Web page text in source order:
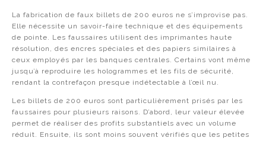
La fabrication de faux billets de 200 euros ne s’improvise pas.
Elle nécessite un savoir-faire technique et des équipements
de pointe. Les faussaires utilisent des imprimantes haute
résolution, des encres spéciales et des papiers similaires à
ceux employés par les banques centrales. Certains vont même
jusqu’à reproduire les hologrammes et les fils de sécurité,
rendant la contrefaçon presque indétectable à l’œil nu.
Les billets de 200 euros sont particulièrement prisés par les
faussaires pour plusieurs raisons. D’abord, leur valeur élevée
permet de réaliser des profits substantiels avec un volume
réduit. Ensuite, ils sont moins souvent vérifiés que les petites